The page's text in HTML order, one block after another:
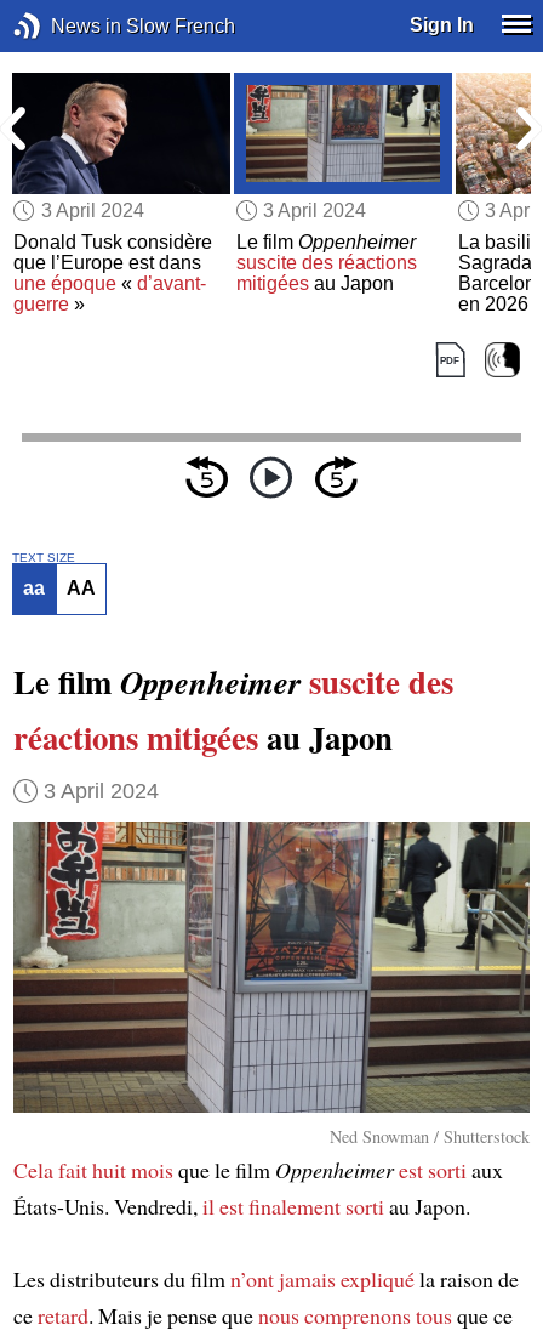
News in Slow French Sign In
3 April 2024
Donald Tusk considère
que l’Europe est dans
une époque «d’avant-
guerre »
3 April 2024
Le film Oppenheimer
suscite des réactions
mitigéesau Japon
3
La
Sagrada
en 2026
TEXT SIZE
aa AA
Le filmOppenheimersuscitedes
réactions mitigéesau Japon
3 April 2024
Ned Snowman / Shutterstock
Cela fait huit moisque le film Oppenheimerest sortiaux
États-Unis. Vendredi,il est finalement sortiau Japon.
Les distributeurs du filmn’ont jamais expliquéla raison de
ceretard. Mais je pense quenous comprenons tousque ce